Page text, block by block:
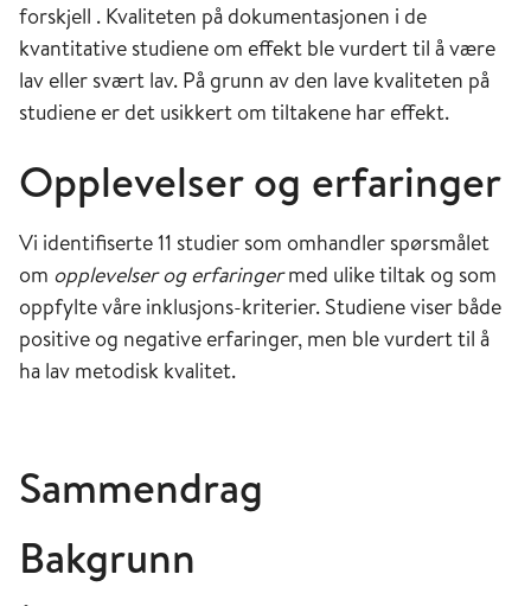
forskjell . Kvaliteten på dokumentasjonen i de
kvantitative studiene om effekt ble vurdert til å være
lav eller svært lav. På grunn av den lave kvaliteten på
studiene er det usikkert om tiltakene har effekt.
Opplevelser og erfaringer
Vi identifiserte 11 studier som omhandler spørsmålet
om opplevelser og erfaringermed ulike tiltak og som
oppfylte våre inklusjons-kriterier. Studiene viser både
positive og negative erfaringer, men ble vurdert til å
ha lav metodisk kvalitet.
Sammendrag
Bakgrunn